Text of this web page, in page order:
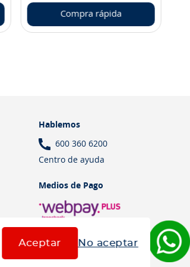
Aceptar No aceptar
Compra rápida
Hablemos
600 360 6200
Centro de ayuda
Medios de Pago